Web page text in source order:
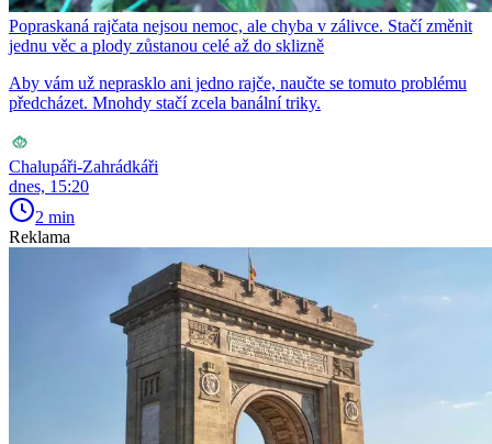
Popraskaná rajčata nejsou nemoc, ale chyba v zálivce. Stačí změnit
jednu věc a plody zůstanou celé až do sklizně
Aby vám už neprasklo ani jedno rajče, naučte se tomuto problému
předcházet. Mnohdy stačí zcela banální triky.
Chalupáři-Zahrádkáři
dnes, 15:20
2 min
Reklama